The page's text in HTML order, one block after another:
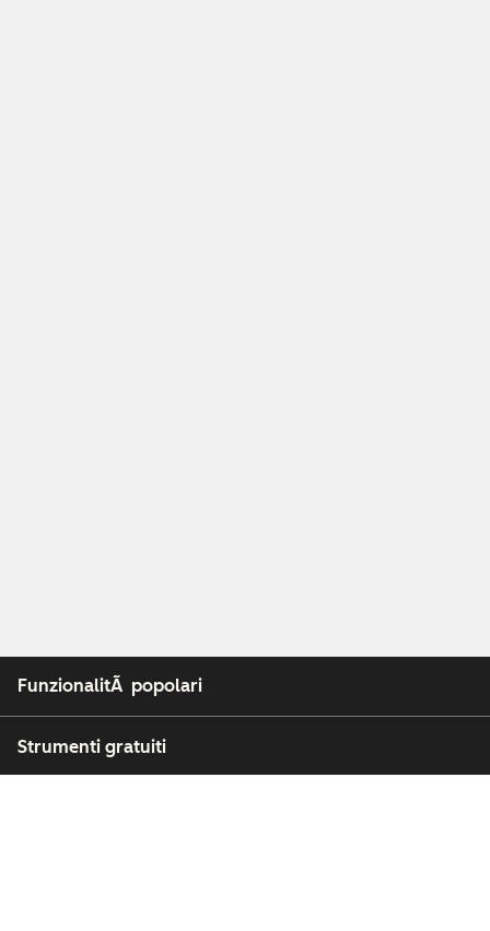
FunzionalitÃ popolari
Strumenti gratuiti